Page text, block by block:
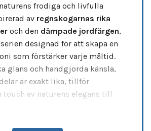
frodiga och livfulla
av regnskogarnas rika
och den dämpade jordfärgen,
designad för att skapa en
som förstärker varje måltid.
glans och handgjorda känsla,
är exakt lika, tillför
touch av naturens elegans till
Serienfår du inte bara vackra